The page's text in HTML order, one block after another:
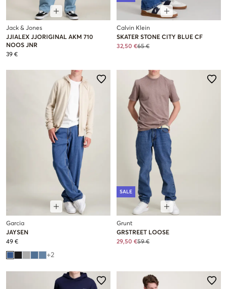
Jack & Jones
JJIALEX JJORIGINAL AKM 710
NOOS JNR
39 €
Calvin Klein
SKATER STONE CITY BLUE CF
32,50 €65 €
Garcia
JAYSEN
49 €
+2
SALE
Grunt
GRSTREET LOOSE
29,50 €59 €